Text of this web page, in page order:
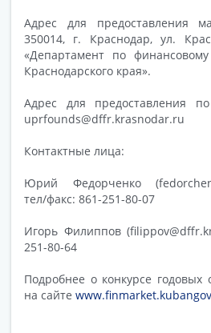
Адрес для предоставления
350014, г. Краснодар, ул.
«Департамент по
Краснодарского края».
Адрес для предоставления
uprfounds@dffr.krasnodar.ru
Контактные лица:
Юрий Федорченко
тел/факс: 861-251-80-07
Игорь Филиппов
251-80-64
Подробнее о конкурсе годовых
на сайте